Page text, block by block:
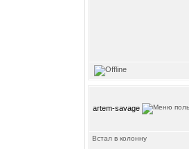
artem-savage
Встал в колонну